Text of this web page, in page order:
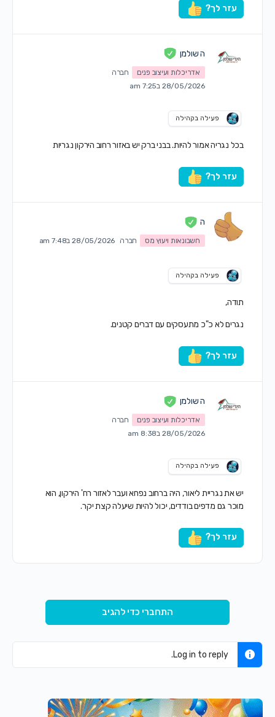
עזר לך?
ה שולמן
אדריכלות ועיצוב פנים
חברה
28/05/2026 ב7:25 am
פעילה בקהילה
בכל נגריה אמור להיות. בבני ברק יש באזור רחוב הירקון נגריות
עזר לך?
ה
חשבונאות ויעוץ מס חברה 28/05/2026 ב7:48 am
פעילה בקהילה
תודה,
נגרים לא כ"כ מתעסקים עם דברים קטנים.
עזר לך?
ה שולמן
אדריכלות ועיצוב פנים
חברה
28/05/2026 ב8:38 am
פעילה בקהילה
יש את נגריית ליאור, היה ברחוב נפחא ועבר לאזור רח' הירקון, הוא
מוכר גם מדפים בודדים, יכול להיות שיעלה קצת יקר.
עזר לך?
התחברי כדי להגיב
Log in to reply.